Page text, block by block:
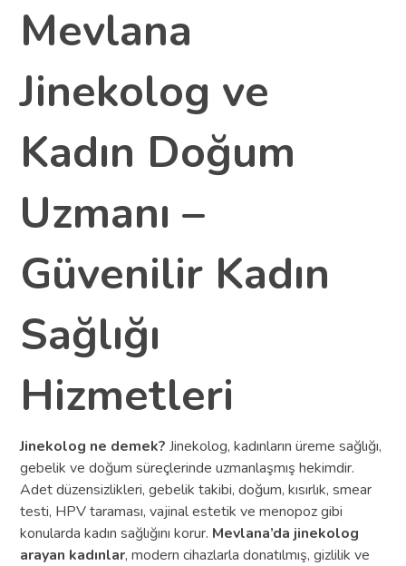
Mevlana
Jinekolog ve
Kadın Doğum
Uzmanı –
Güvenilir Kadın
Sağlığı
Hizmetleri
Jinekolog ne demek? Jinekolog, kadınların üreme sağlığı,
gebelik ve doğum süreçlerinde uzmanlaşmış hekimdir.
Adet düzensizlikleri, gebelik takibi, doğum, kısırlık, smear
testi, HPV taraması, vajinal estetik ve menopoz gibi
konularda kadın sağlığını korur. Mevlana’da jinekolog
arayan kadınlar, modern cihazlarla donatılmış, gizlilik ve